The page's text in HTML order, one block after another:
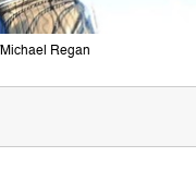
Regan
Tak Boleh